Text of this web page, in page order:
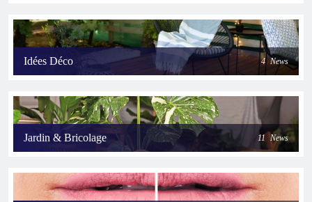
Idées Déco 4 News
Jardin & Bricolage 11 News